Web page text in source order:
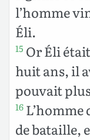
l’homme
Éli.
15 Or Éli
huit ans, il
pouvait
16 L’homme
de bataille,